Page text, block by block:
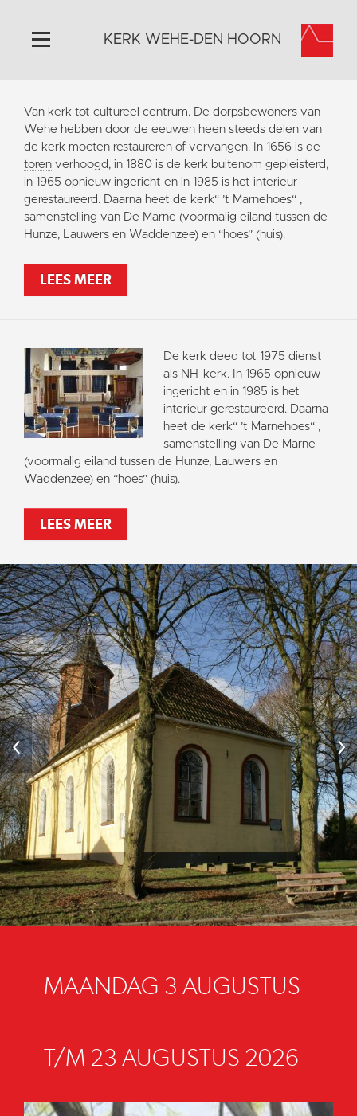
Home
Algemeen
Historie
Omgeving
Activiteiten
Steun ons
Contact
Vaktaal
KERK WEHE-DEN HOORN
Van kerk tot cultureel centrum. De dorpsbewoners van
Wehe hebben door de eeuwen heen steeds delen van
de kerk moeten restaureren of vervangen. In 1656 is de
toren verhoogd, in 1880 is de kerk buitenom gepleisterd,
in 1965 opnieuw ingericht en in 1985 is het interieur
gerestaureerd. Daarna heet de kerk“ ’t Marnehoes“ ,
samenstelling van De Marne (voormalig eiland tussen de
Hunze, Lauwers en Waddenzee) en “hoes” (huis).
LEES MEER
De kerk deed tot 1975 dienst
als NH-kerk. In 1965 opnieuw
ingericht en in 1985 is het
interieur gerestaureerd. Daarna
heet de kerk“ ’t Marnehoes“ ,
samenstelling van De Marne
(voormalig eiland tussen de Hunze, Lauwers en
Waddenzee) en “hoes” (huis).
LEES MEER
‹ ›
MAANDAG 3 AUGUSTUS
T/M 23 AUGUSTUS 2026